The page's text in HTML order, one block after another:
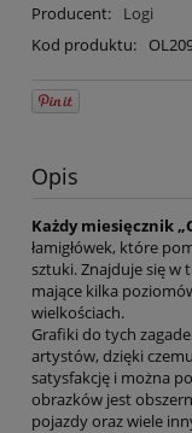
Producent:
Logi
Kod produktu:
Opis
Każdy miesięcznik
łamigłówek, które
sztuki. Znajduje się w
mające kilka
wielkościach.
Grafiki do tych
artystów, dzięki
satysfakcję i można
obrazków jest
pojazdy oraz wiele